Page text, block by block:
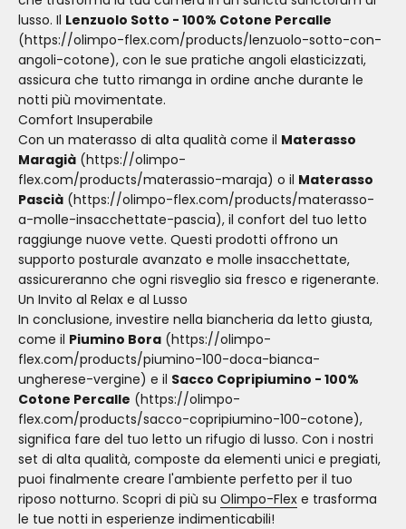
lusso. Il Lenzuolo Sotto - 100% Cotone Percalle
(https://olimpo-flex.com/products/lenzuolo-sotto-con-
angoli-cotone), con le sue pratiche angoli elasticizzati,
assicura che tutto rimanga in ordine anche durante le
notti più movimentate.
Comfort Insuperabile
Con un materasso di alta qualità come il Materasso
Maragià (https://olimpo-
flex.com/products/materassio-maraja) o il Materasso
Pascià (https://olimpo-flex.com/products/materasso-
a-molle-insacchettate-pascia), il confort del tuo letto
raggiunge nuove vette. Questi prodotti offrono un
supporto posturale avanzato e molle insacchettate,
assicureranno che ogni risveglio sia fresco e rigenerante.
Un Invito al Relax e al Lusso
In conclusione, investire nella biancheria da letto giusta,
come il Piumino Bora (https://olimpo-
flex.com/products/piumino-100-doca-bianca-
ungherese-vergine) e il Sacco Copripiumino - 100%
Cotone Percalle (https://olimpo-
flex.com/products/sacco-copripiumino-100-cotone),
significa fare del tuo letto un rifugio di lusso. Con i nostri
set di alta qualità, composte da elementi unici e pregiati,
puoi finalmente creare l'ambiente perfetto per il tuo
riposo notturno. Scopri di più su Olimpo-Flex e trasforma
le tue notti in esperienze indimenticabili!